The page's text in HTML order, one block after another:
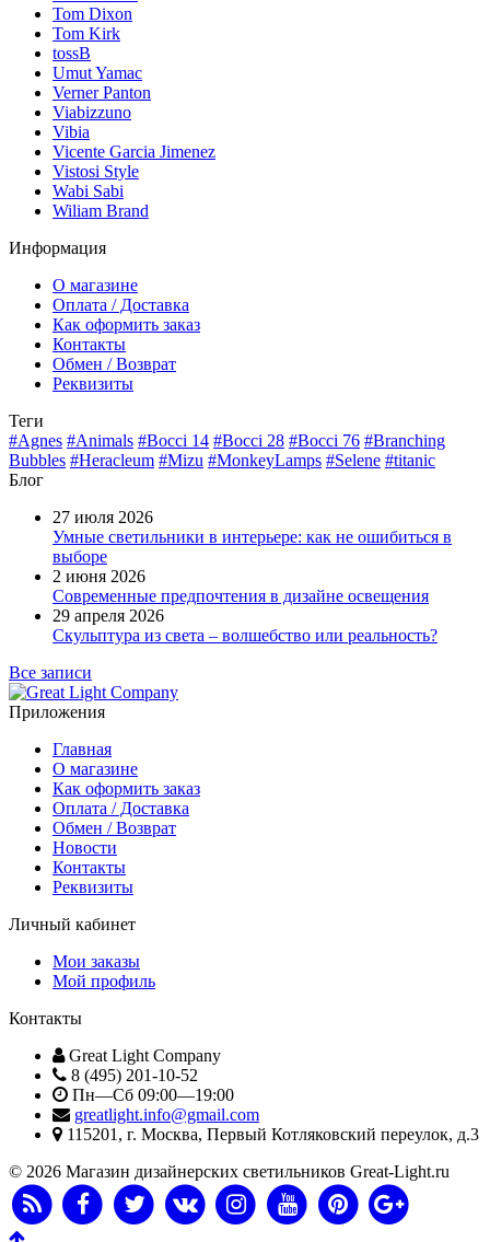
Tom Dixon
Tom Kirk
tossB
Umut Yamac
Verner Panton
Viabizzuno
Vibia
Vicente Garcia Jimenez
Vistosi Style
Wabi Sabi
Wiliam Brand
Информация
О магазине
Оплата / Доставка
Как оформить заказ
Контакты
Обмен / Возврат
Реквизиты
Теги
#Agnes #Animals #Bocci 14 #Bocci 28 #Bocci 76 #Branching
Bubbles #Heracleum #Mizu #MonkeyLamps #Selene #titanic
Блог
27 июля 2026
Умные светильники в интерьере: как не ошибиться в
выборе
2 июня 2026
Современные предпочтения в дизайне освещения
29 апреля 2026
Скульптура из света – волшебство или реальность?
Все записи
Приложения
Главная
О магазине
Как оформить заказ
Оплата / Доставка
Обмен / Возврат
Новости
Контакты
Реквизиты
Личный кабинет
Мои заказы
Мой профиль
Контакты
Great Light Company
8 (495) 201-10-52
Пн—Сб 09:00—19:00
greatlight.info@gmail.com
115201 , г. Москва, Первый Котляковский переулок, д.3
© 2026 Магазин дизайнерских светильников Great-Light.ru